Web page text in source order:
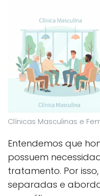
Clínicas Masculinas e
Entendemos que
possuem
tratamento. Por
separadas e